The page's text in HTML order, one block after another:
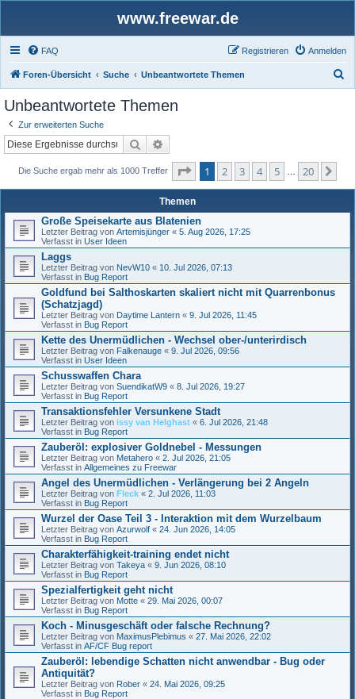
www.freewar.de
FAQ Anmelden
Registrieren
Foren-Übersicht Suche Unbeantwortete Themen
Unbeantwortete Themen
Zur erweiterten Suche
Suche
Die Suche ergab mehr als 1000 Treffer Seite von
1 2 3 4 5 20
Themen
Große Speisekarte aus Blatenien
Letzter Beitrag von Artemisjünger « 5. Aug 2026, 17:25
Verfasst in User Ideen
Laggs
Letzter Beitrag von NevW10 « 10. Jul 2026, 07:13
Verfasst in Bug Report
Goldfund bei Salthoskarten skaliert nicht mit Quarrenbonus
(Schatzjagd)
Letzter Beitrag von Daytime Lantern « 9. Jul 2026, 11:45
Verfasst in Bug Report
Kette des Unermüdlichen - Wechsel ober-/unterirdisch
Letzter Beitrag von Falkenauge « 9. Jul 2026, 09:56
Verfasst in User Ideen
Schusswaffen Chara
Letzter Beitrag von SuendikatW9 « 8. Jul 2026, 19:27
Verfasst in Bug Report
Transaktionsfehler Versunkene Stadt
Letzter Beitrag von issy van Helghast « 6. Jul 2026, 21:48
Verfasst in Bug Report
Zauberöl: explosiver Goldnebel - Messungen
Letzter Beitrag von Metahero « 2. Jul 2026, 21:05
Verfasst in Allgemeines zu Freewar
Angel des Unermüdlichen - Verlängerung bei 2 Angeln
Letzter Beitrag von Fleck « 2. Jul 2026, 11:03
Verfasst in Bug Report
Wurzel der Oase Teil 3 - Interaktion mit dem Wurzelbaum
Letzter Beitrag von Azurwolf « 24. Jun 2026, 14:05
Verfasst in Bug Report
Charakterfähigkeit-training endet nicht
Letzter Beitrag von Takeya « 9. Jun 2026, 08:10
Verfasst in Bug Report
Spezialfertigkeit geht nicht
Letzter Beitrag von Motte « 29. Mai 2026, 00:07
Verfasst in Bug Report
Koch - Minusgeschäft oder falsche Rechnung?
Letzter Beitrag von MaximusPlebimus « 27. Mai 2026, 22:02
Verfasst in AF/CF Bug report
Zauberöl: lebendige Schatten nicht anwendbar - Bug oder
Antiquität?
Letzter Beitrag von Rober « 24. Mai 2026, 09:25
Verfasst in Bug Report